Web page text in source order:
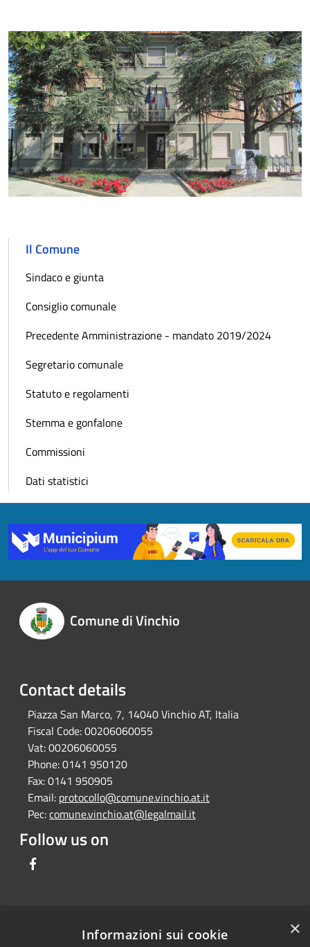
Il Comune
Sindaco e giunta
Consiglio comunale
Precedente Amministrazione - mandato 2019/2024
Segretario comunale
Statuto e regolamenti
Stemma e gonfalone
Commissioni
Dati statistici
Comune di Vinchio
Contact details
Piazza San Marco, 7, 14040 Vinchio AT, Italia
Fiscal Code:00206060055
Vat:00206060055
Phone:0141 950120
Fax:0141 950905
Email: protocollo@comune.vinchio.at.it
Pec:comune.vinchio.at@legalmail.it
Follow us on
Comune convenzionato
×
Informazioni sui cookie